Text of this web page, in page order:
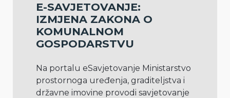
E-SAVJETOVANJE:
IZMJENA ZAKONA O
KOMUNALNOM
GOSPODARSTVU
Na portalu eSavjetovanje Ministarstvo
prostornoga uređenja, graditeljstva i
državne imovine provodi savjetovanje